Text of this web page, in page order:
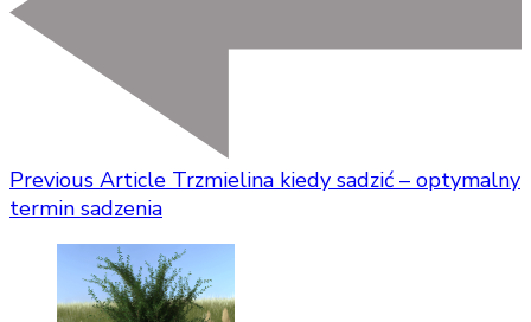
Previous Article Trzmielina kiedy sadzić – optymalny
termin sadzenia